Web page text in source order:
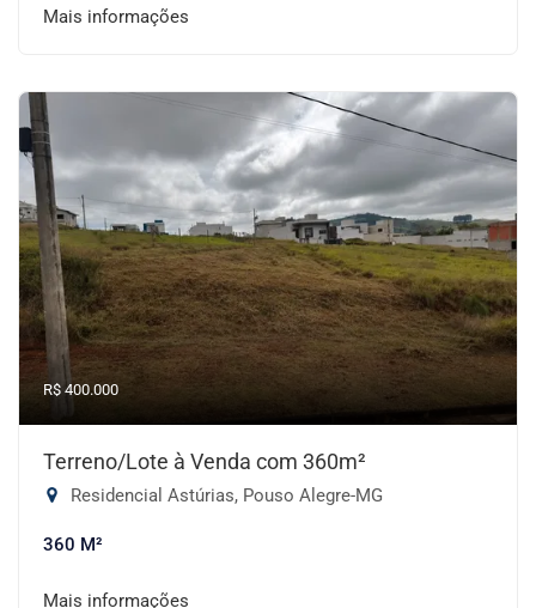
Mais informações
R$ 400.000
Terreno/Lote à Venda com 360m²
Residencial Astúrias, Pouso Alegre-MG
360 M²
Mais informações